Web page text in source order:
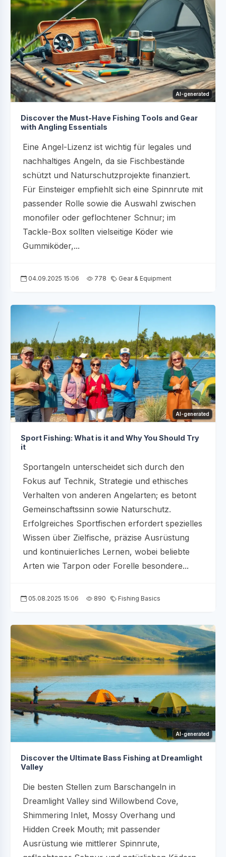
AI-generated
Discover the Must-Have Fishing Tools and Gear
with Angling Essentials
Eine Angel-Lizenz ist wichtig für legales und
nachhaltiges Angeln, da sie Fischbestände
schützt und Naturschutzprojekte finanziert.
Für Einsteiger empfiehlt sich eine Spinnrute mit
passender Rolle sowie die Auswahl zwischen
monofiler oder geflochtener Schnur; im
Tackle-Box sollten vielseitige Köder wie
Gummiköder,...
04.09.2025 15:06 778 Gear & Equipment
AI-generated
Sport Fishing: What is it and Why You Should Try
it
Sportangeln unterscheidet sich durch den
Fokus auf Technik, Strategie und ethisches
Verhalten von anderen Angelarten; es betont
Gemeinschaftssinn sowie Naturschutz.
Erfolgreiches Sportfischen erfordert spezielles
Wissen über Zielfische, präzise Ausrüstung
und kontinuierliches Lernen, wobei beliebte
Arten wie Tarpon oder Forelle besondere...
05.08.2025 15:06 890 Fishing Basics
AI-generated
Discover the Ultimate Bass Fishing at Dreamlight
Valley
Die besten Stellen zum Barschangeln in
Dreamlight Valley sind Willowbend Cove,
Shimmering Inlet, Mossy Overhang und
Hidden Creek Mouth; mit passender
Ausrüstung wie mittlerer Spinnrute,